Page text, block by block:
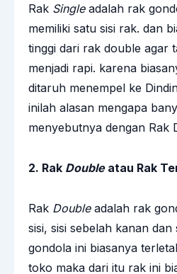
Rak Singleadalah rak
memiliki satu sisi rak. dan
tinggi dari rak double agar
menjadi rapi. karena
ditaruh menempel ke
inilah alasan mengapa
menyebutnya dengan Rak
2. Rak Doubleatau Rak
Rak Doubleadalah rak
sisi, sisi sebelah kanan
gondola ini biasanya
toko maka dari itu rak ini